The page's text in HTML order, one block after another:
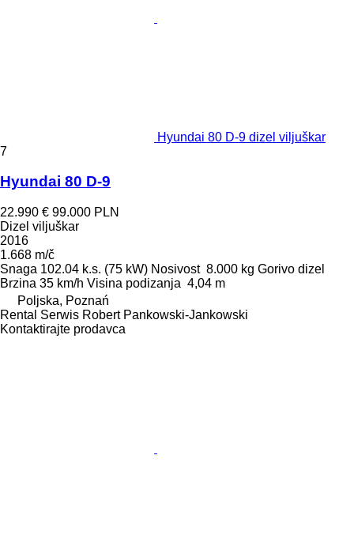
Hyundai 80 D-9 dizel viljuškar
7
Hyundai 80 D-9
22.990 € 99.000 PLN
Dizel viljuškar
2016
1.668 m/č
Snaga 102.04 k.s. (75 kW) Nosivost 8.000 kg Gorivo dizel
Brzina 35 km/h Visina podizanja 4,04 m
Poljska, Poznań
Rental Serwis Robert Pankowski-Jankowski
Kontaktirajte prodavca